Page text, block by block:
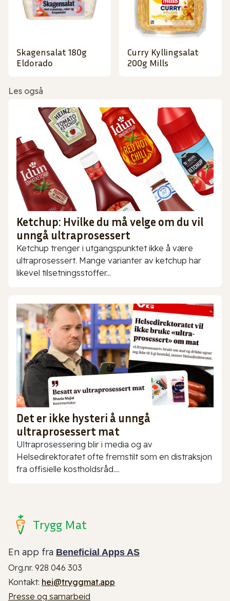
Skagensalat 180g
Eldorado
Curry Kyllingsalat
200g Mills
Les også
Ketchup: Hvilke du må velge om du vil
unngå ultraprosessert
Ketchup trenger i utgangspunktet ikke å være
ultraprosessert. Mange varianter av ketchup har
likevel tilsetningsstoffer...
Det er ikke hysteri å unngå
ultraprosessert mat
Ultraprosessering blir i media og av
Helsedirektoratet ofte fremstilt som en distraksjon
fra offisielle kostholdsråd....
Trygg Mat
En app fra Beneficial Apps AS
Org.nr. 928 046 303
Kontakt: hei@tryggmat.app
Presse og samarbeid